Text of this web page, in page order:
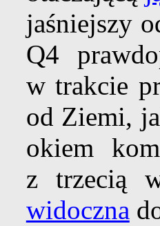
jaśniejszy
Q4
w trakcie
od Ziemi,
okiem
z trzecią
widoczna